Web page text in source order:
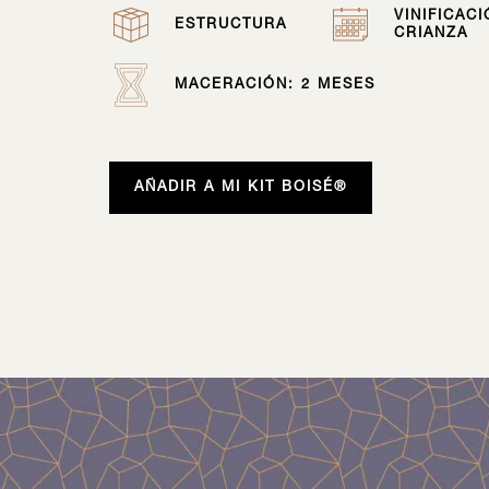
ESTRUCTURA
CRIANZA
MACERACIÓN: 2 MESES
AÑADIR A MI KIT BOISÉ®